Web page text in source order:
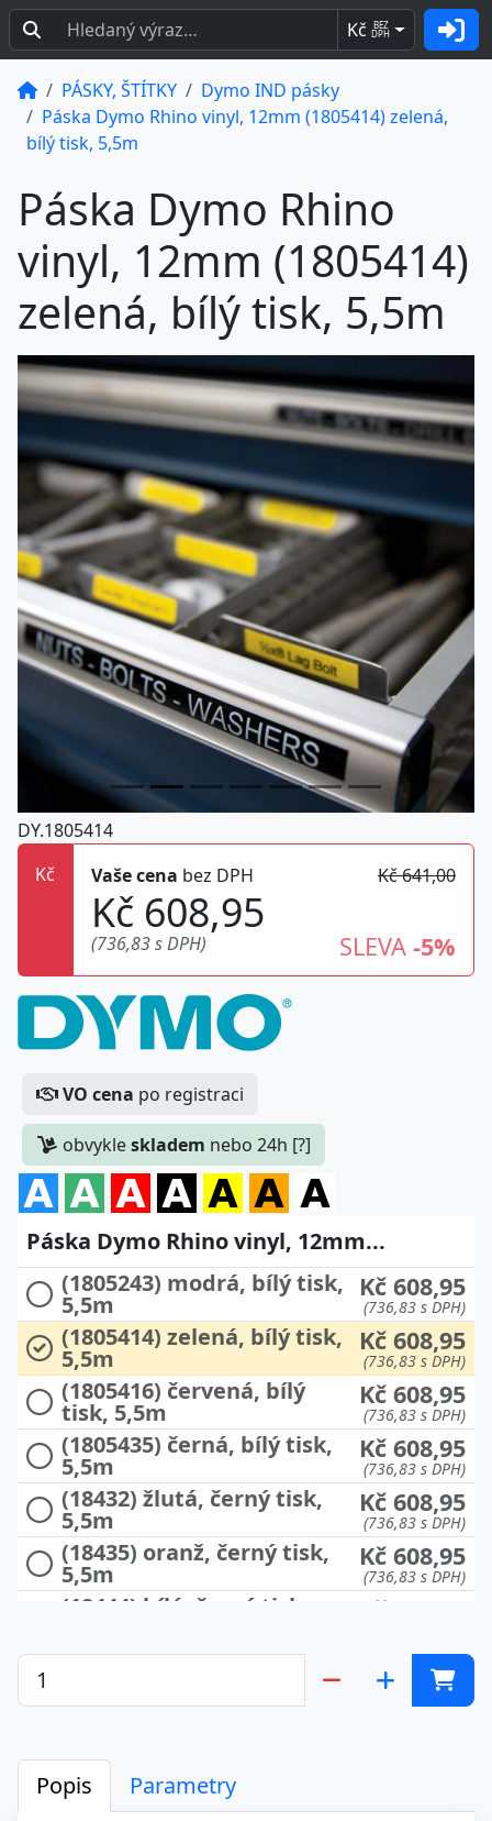
Kč BEZ
DPH
PÁSKY, ŠTÍTKY
Dymo IND pásky
Páska Dymo Rhino vinyl, 12mm (1805414) zelená,
bílý tisk, 5,5m
Páska Dymo Rhino
vinyl, 12mm (1805414)
zelená, bílý tisk, 5,5m
DY.1805414
Kč
Vaše cena bez DPH Kč 641,00
Kč 608,95
(736,83 s DPH) SLEVA -5%
VO cena po registraci
obvykleskladem nebo 24h [?]
Páska Dymo Rhino vinyl, 12mm...
(1805243) modrá, bílý tisk,
5,5m
Kč 608,95
(736,83 s DPH)
(1805414) zelená, bílý tisk,
5,5m
Kč 608,95
(736,83 s DPH)
(1805416) červená, bílý
tisk, 5,5m
Kč 608,95
(736,83 s DPH)
(1805435) černá, bílý tisk,
5,5m
Kč 608,95
(736,83 s DPH)
(18432) žlutá, černý tisk,
5,5m
Kč 608,95
(736,83 s DPH)
(18435) oranž, černý tisk,
5,5m
Kč 608,95
(736,83 s DPH)
(18444) bílá, černý tisk, Kč 608,95
Popis Parametry